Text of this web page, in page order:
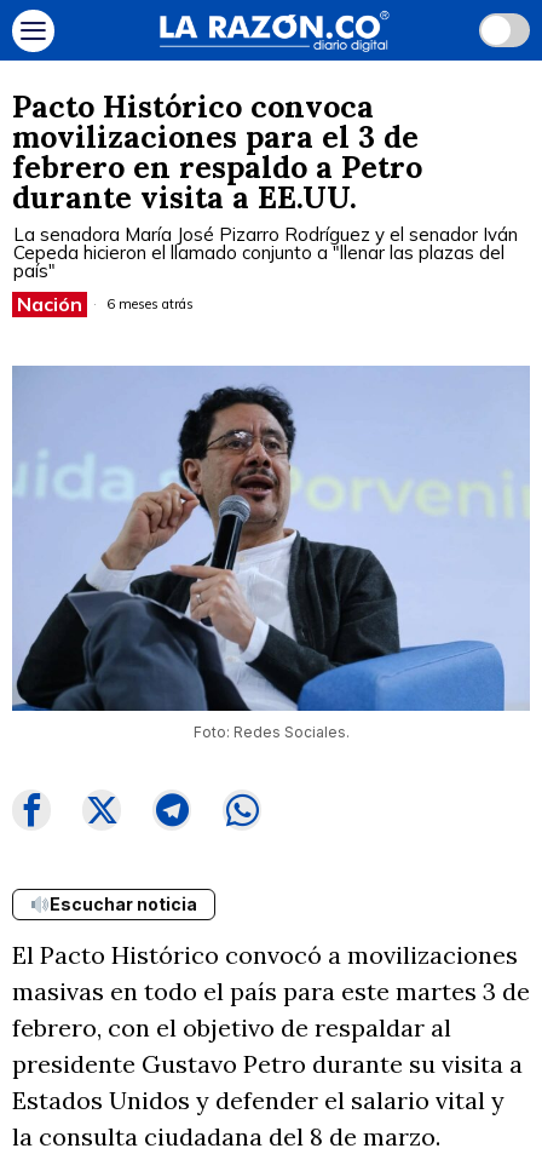
Pacto Histórico convoca
movilizaciones para el 3 de
febrero en respaldo a Petro
durante visita a EE.UU.
La senadora María José Pizarro Rodríguez y el senador Iván
Cepeda hicieron el llamado conjunto a "llenar las plazas del
país"
Nación 6 meses atrás
Foto: Redes Sociales.
Escuchar noticia
El Pacto Histórico convocó a movilizaciones
masivas en todo el país para este martes 3 de
febrero, con el objetivo de respaldar al
presidente Gustavo Petro durante su visita a
Estados Unidos y defender el salario vital y
la consulta ciudadana del 8 de marzo.